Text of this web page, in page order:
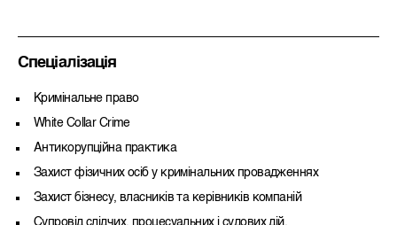
Спеціалізація
Кримінальне право
White Collar Crime
Антикорупційна практика
Захист фізичних осіб у кримінальних провадженнях
Захист бізнесу, власників та керівників компаній
Супровід слідчих, процесуальних і судових дій.